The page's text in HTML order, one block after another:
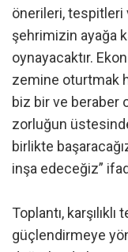
önerileri, tespitleri
şehrimizin ayağa
oynayacaktır.
zemine oturtmak
biz bir ve beraber
zorluğun
birlikte
inşa edeceğiz”
Toplantı,
güçlendirmeye